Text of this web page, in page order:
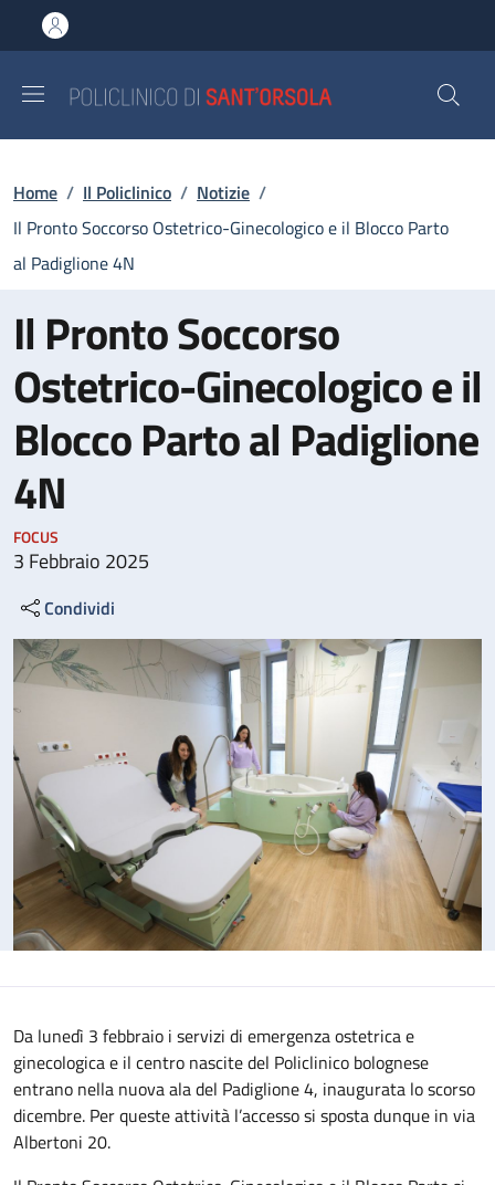
al contenuto principale
to footer content
Briciole di pane
Home / Il Policlinico / Notizie /
Il Pronto Soccorso Ostetrico-Ginecologico e il Blocco Parto
al Padiglione 4N
Il Pronto Soccorso
Ostetrico-Ginecologico e il
Blocco Parto al Padiglione
4N
FOCUS
3 Febbraio 2025
Condividi
Da lunedì 3 febbraio i servizi di emergenza ostetrica e
ginecologica e il centro nascite del Policlinico bolognese
entrano nella nuova ala del Padiglione 4, inaugurata lo scorso
dicembre. Per queste attività l’accesso si sposta dunque in via
Albertoni 20.